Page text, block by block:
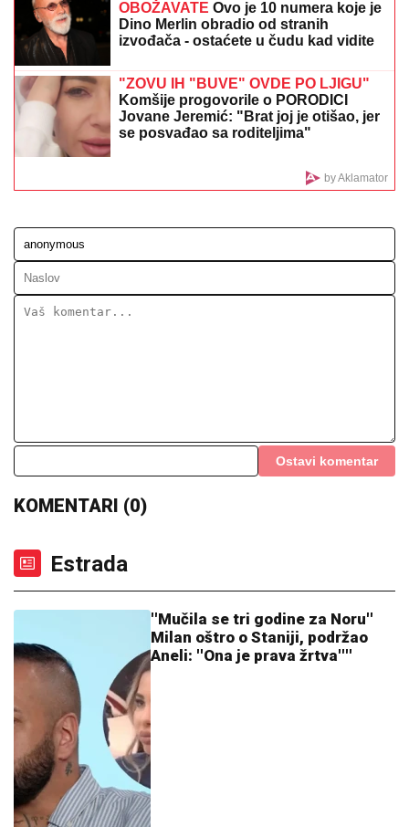
SVI DETALJI DRAME MILICE I TERZE U CRNOJ
GORI!On se hitno oglasio: "Rekla mi je da je sa
SUVI LUKSUZ I EGZOTIKA!Anđela i
pohvalili: Kokteli dobrodošlice,
SUSRET na ulici (FOTO)
(VIDEO)
GOTOVO JE!Miljenik "grobara" objavio kraj
"ASMIN ŠALJE LJUDE, STANIJA ĆE
u Elitu 10, pretnjama i tužbama:
"Zaradiću 200.000 evra, idem u
američku ambasadu"
SIN BRUTALNO TUKAO MAJKU DO
SMRTI!
na Novom Beogradu: Nakon ubistva
pokušao da skoči sa terase!